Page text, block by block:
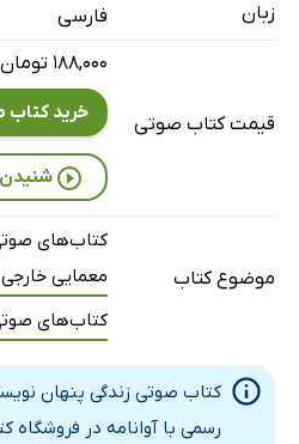
فصل دهم: نویسندگان در برابر همه
فصل یازدهم: وقتی شب فرا می‌رسد
فصل دوازدهم: ظاهر متغیر
فصل سیزدهم: میس سارایوو
فصل چهاردهم: دو نفر که از پوچی
درست و غلط
زبان
فارسی
قیمت کتاب صوتی
۱۸۸,۰۰۰ تومان
خرید کتاب
موضوع کتاب
کتاب‌های
معمایی خارجی
کتاب‌های
کتاب صوتی زندگی پنهان
رسمی با آوانامه در فروشگاه